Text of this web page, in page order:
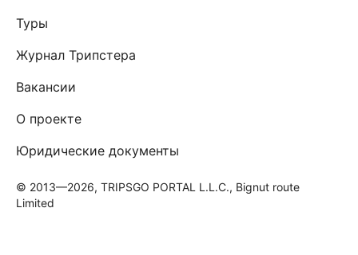
Туры
Журнал Трипстера
Вакансии
О проекте
Юридические документы
© 2013—2026, TRIPSGO PORTAL L.L.C., Bignut route
Limited